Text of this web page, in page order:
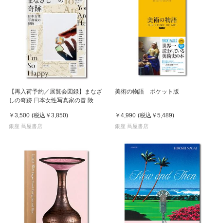
【再入荷予約／展覧会図録】まなざ
しの奇跡 日本女性写真家の冒 険
￥3,500 (税込 ￥3,850)
銀座 蔦屋書店
美術の物語 ポケット版
￥4,990 (税込 ￥5,489)
銀座 蔦屋書店